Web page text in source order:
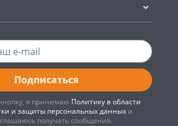
Подписаться
я принимаю Политику в области
и защиты персональных данныхи
получать сообщения.